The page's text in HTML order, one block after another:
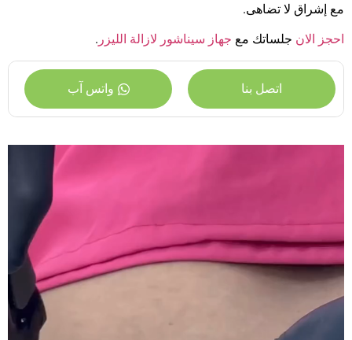
مع إشراق لا تضاهى.
احجز الان جلساتك مع جهاز سيناشور لازالة الليزر .
اتصل بنا واتس آب